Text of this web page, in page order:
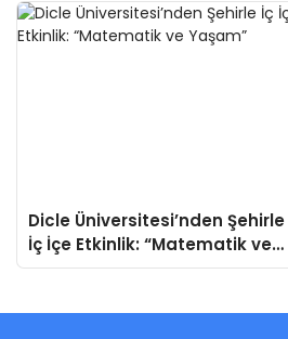
Dicle Üniversitesi’nden Şehirle
İç İçe Etkinlik: “Matematik ve
Yaşam”